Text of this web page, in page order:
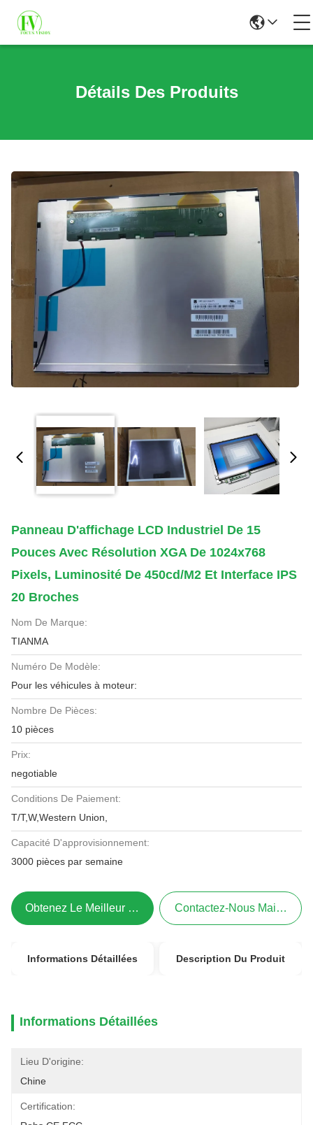
Détails Des Produits
Panneau D'affichage LCD Industriel De 15
Pouces Avec Résolution XGA De 1024x768
Pixels, Luminosité De 450cd/m2 Et Interface IPS
20 Broches
Nom De Marque:
TIANMA
Numéro De Modèle:
Pour les véhicules à moteur:
Nombre De Pièces:
10 pièces
Prix:
negotiable
Conditions De Paiement:
T/T,W,Western Union,
Capacité D'approvisionnement:
3000 pièces par semaine
Obtenez Le Meilleur Prix Contactez-Nous Maintenant
Informations Détaillées Description Du Produit
Informations Détaillées
Lieu D'origine:
Chine
Certification: